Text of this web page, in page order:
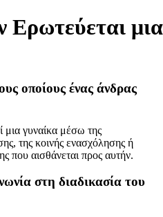
μια
οποίους ένας άνδρας
μια γυναίκα μέσω της
της κοινής ενασχόλησης ή
που αισθάνεται προς αυτήν.
στη διαδικασία του